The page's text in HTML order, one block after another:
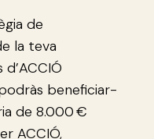
de
la teva
beneficiar-
de 8.000 €
ACCIÓ,